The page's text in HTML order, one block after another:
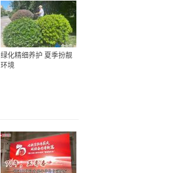
绿化精细养护 夏季扮靓
环境